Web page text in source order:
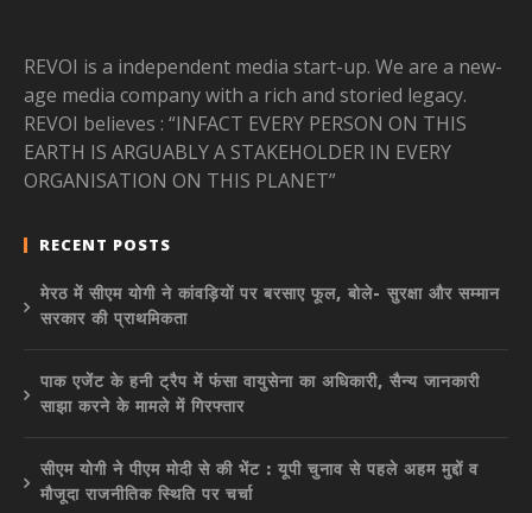
REVOI is a independent media start-up. We are a new-
age media company with a rich and storied legacy.
REVOI believes : “INFACT EVERY PERSON ON THIS
EARTH IS ARGUABLY A STAKEHOLDER IN EVERY
ORGANISATION ON THIS PLANET”
RECENT POSTS
मेरठ में सीएम योगी ने कांवड़ियों पर बरसाए फूल, बोले- सुरक्षा और सम्मान
सरकार की प्राथमिकता
पाक एजेंट के हनी ट्रैप में फंसा वायुसेना का अधिकारी, सैन्य जानकारी
साझा करने के मामले में गिरफ्तार
सीएम योगी ने पीएम मोदी से की भेंट : यूपी चुनाव से पहले अहम मुद्दों व
मौजूदा राजनीतिक स्थिति पर चर्चा